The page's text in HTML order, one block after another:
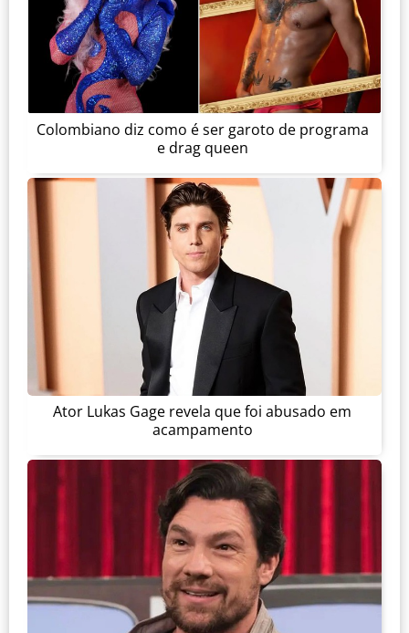
Colombiano diz como é ser garoto de programa
e drag queen
Ator Lukas Gage revela que foi abusado em
acampamento